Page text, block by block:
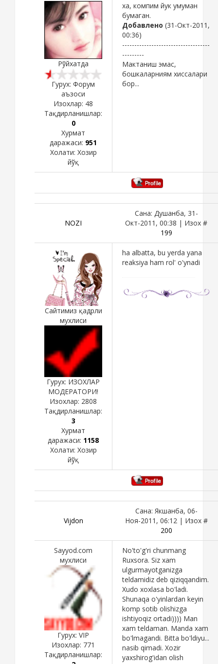
Рўйхатда
Гурух: Форум
аъзоси
Изохлар: 48
Тақдирланишлар:
0
Хурмат
даражаси: 951
Холати: Хозир
йўқ
ха, компим йук умуман
бумаган.
Добавлено (31-Окт-2011,
00:36)
------------------------------------
---------
Мактаниш эмас,
бошкаларниям хиссалари
бор...
NOZI
Сана: Душанба, 31-
Окт-2011, 00:38 | Изох #
199
Сайтимиз қадрли
мухлиси
Гурух: ИЗОХЛАР
МОДЕРАТОРИ!
Изохлар: 2808
Тақдирланишлар:
3
Хурмат
даражаси: 1158
Холати: Хозир
йўқ
ha albatta, bu yerda yana
reaksiya ham rol' o'ynadi
Vijdon
Сана: Якшанба, 06-
Ноя-2011, 06:12 | Изох #
200
Sayyod.com
мухлиси
Гурух: VIP
Изохлар: 771
Тақдирланишлар:
No'to'g'ri chunmang
Ruxsora. Siz xam
ulgurmayotganizga
teldamidiz deb qiziqqandim.
Xudo xoxlasa bo'ladi.
Shunaqa o'yinlardan keyin
komp sotib olishizga
ishtiyoqiz ortadi)))) Man
xam teldaman. Manda xam
bo'lmagandi. Bitta bo'ldiyu...
nasib qimadi. Xozir
yaxshirog'idan olish